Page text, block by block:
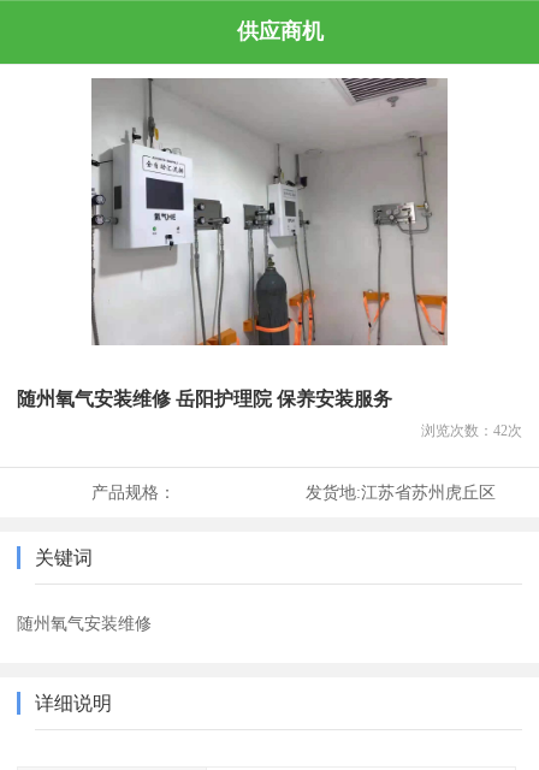
供应商机
随州氧气安装维修 岳阳护理院 保养安装服务
浏览次数： 42次
产品规格： 发货地:江苏省苏州虎丘区
关键词
随州氧气安装维修
详细说明